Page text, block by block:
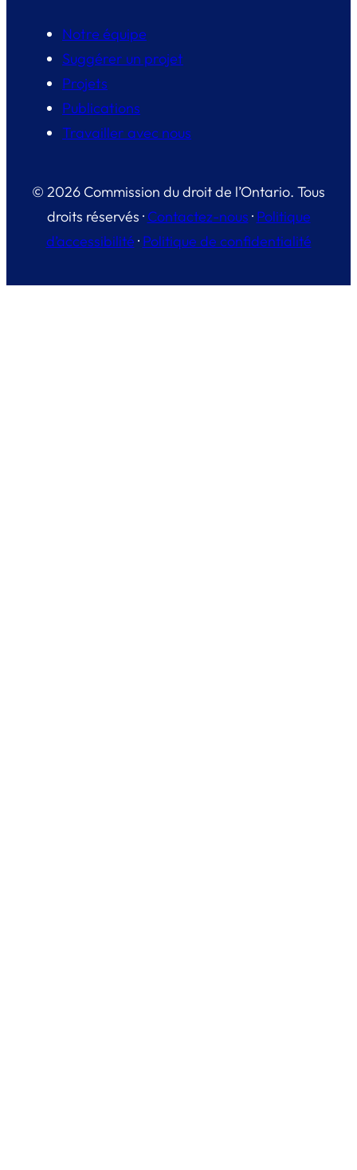
Notre équipe
Suggérer un projet
Projets
Publications
Travailler avec nous
© 2026 Commission du droit de l’Ontario. Tous
droits réservés · Contactez-nous · Politique
d’accessibilité · Politique de confidentialité